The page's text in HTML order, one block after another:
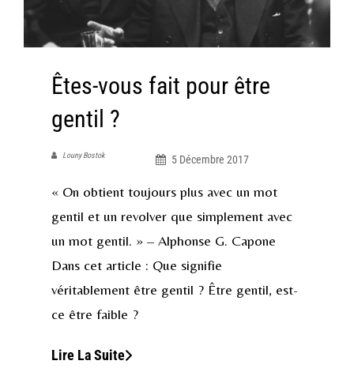
Êtes-vous fait pour être
gentil ?
Louny Bostok 5 Décembre 2017
« On obtient toujours plus avec un mot
gentil et un revolver que simplement avec
un mot gentil. » – Alphonse G. Capone
Dans cet article : Que signifie
véritablement être gentil ? Être gentil, est-
ce être faible ?
Lire La SuiteÊtes-